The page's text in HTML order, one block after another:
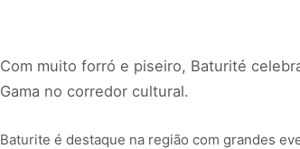
Com muito forró e piseiro, Baturité
Gama no corredor cultural.
Baturite é destaque na região com grandes